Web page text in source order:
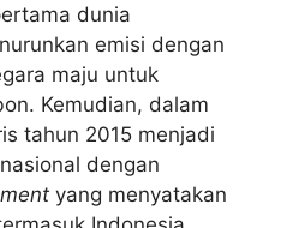
dunia
emisi dengan
maju untuk
Kemudian, dalam
tahun 2015 menjadi
dengan
yang menyatakan